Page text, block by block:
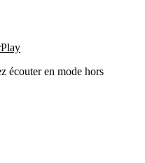
écouter en mode hors